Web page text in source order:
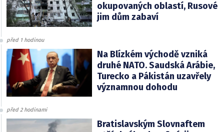
okupovaných oblastí, Rusové
jim dům zabaví
před 1 hodinou
Na Blízkém východě vzniká
druhé NATO. Saudská Arábie,
Turecko a Pákistán uzavřely
významnou dohodu
před 2 hodinami
Bratislavským Slovnaftem